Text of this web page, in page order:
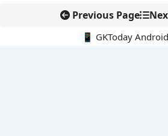
Previous Page
📱 GKToday